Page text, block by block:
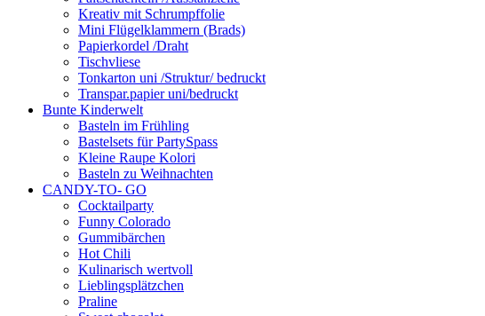
Kreativ mit Schrumpffolie
Mini Flügelklammern (Brads)
Papierkordel /Draht
Tischvliese
Tonkarton uni /Struktur/ bedruckt
Transpar.papier uni/bedruckt
Bunte Kinderwelt
Basteln im Frühling
Bastelsets für PartySpass
Kleine Raupe Kolori
Basteln zu Weihnachten
CANDY-TO- GO
Cocktailparty
Funny Colorado
Gummibärchen
Hot Chili
Kulinarisch wertvoll
Lieblingsplätzchen
Praline